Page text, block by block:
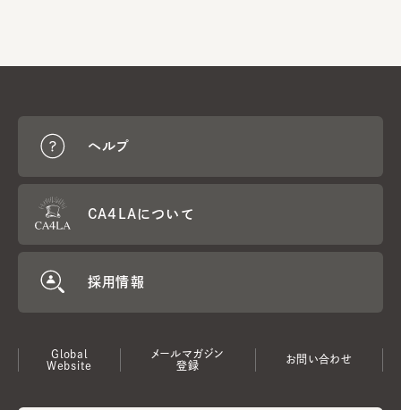
ヘルプ
CA4LAについて
採用情報
Global
Website
メールマガジン
登録
お問い合わせ